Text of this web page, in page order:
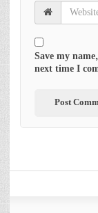
Save my
next time I